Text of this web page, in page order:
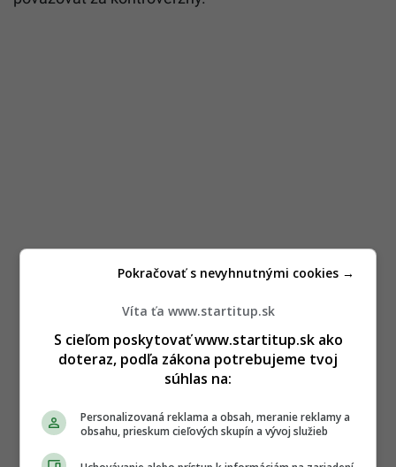
Víta ťa www.startitup.sk
S cieľom poskytovať www.startitup.sk ako
doteraz, podľa zákona potrebujeme tvoj
súhlas na:
Personalizovaná reklama a obsah, meranie reklamy a
obsahu, prieskum cieľových skupín a vývoj služieb
Pokračovať s nevyhnutnými cookies →